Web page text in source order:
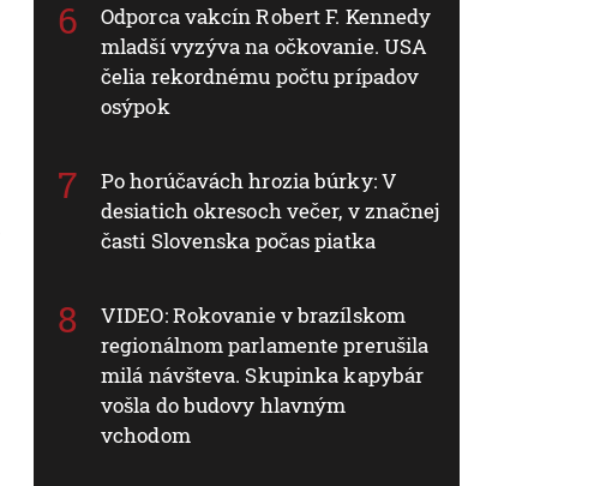
Odporca vakcín Robert F. Kennedy
mladší vyzýva na očkovanie. USA
čelia rekordnému počtu prípadov
osýpok
Po horúčavách hrozia búrky: V
desiatich okresoch večer, v značnej
časti Slovenska počas piatka
VIDEO: Rokovanie v brazílskom
regionálnom parlamente prerušila
milá návšteva. Skupinka kapybár
vošla do budovy hlavným
vchodom